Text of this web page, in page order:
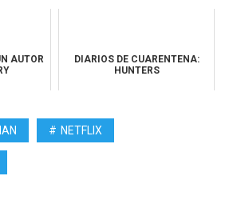
AUTOR
DIARIOS DE CUARENTENA:
HUNTERS
NETFLIX